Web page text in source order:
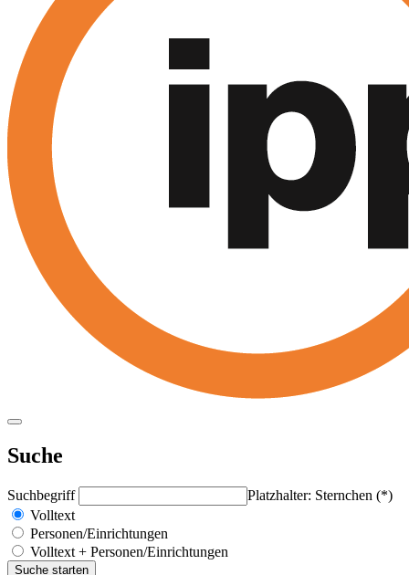
Suche
Suchbegriff
Platzhalter: Sternchen (*)
Volltext
Personen/Einrichtungen
Volltext + Personen/Einrichtungen